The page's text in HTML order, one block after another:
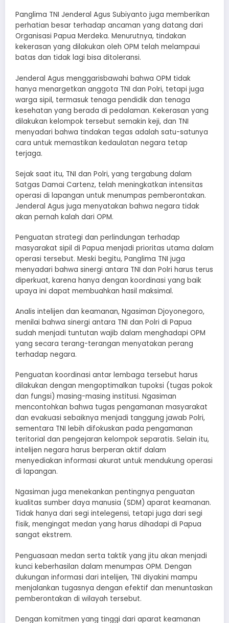
Panglima TNI Jenderal Agus Subiyanto juga memberikan
perhatian besar terhadap ancaman yang datang dari
Organisasi Papua Merdeka. Menurutnya, tindakan
kekerasan yang dilakukan oleh OPM telah melampaui
batas dan tidak lagi bisa ditoleransi.
Jenderal Agus menggarisbawahi bahwa OPM tidak
hanya menargetkan anggota TNI dan Polri, tetapi juga
warga sipil, termasuk tenaga pendidik dan tenaga
kesehatan yang berada di pedalaman. Kekerasan yang
dilakukan kelompok tersebut semakin keji, dan TNI
menyadari bahwa tindakan tegas adalah satu-satunya
cara untuk memastikan kedaulatan negara tetap
terjaga.
Sejak saat itu, TNI dan Polri, yang tergabung dalam
Satgas Damai Cartenz, telah meningkatkan intensitas
operasi di lapangan untuk menumpas pemberontakan.
Jenderal Agus juga menyatakan bahwa negara tidak
akan pernah kalah dari OPM.
Penguatan strategi dan perlindungan terhadap
masyarakat sipil di Papua menjadi prioritas utama dalam
operasi tersebut. Meski begitu, Panglima TNI juga
menyadari bahwa sinergi antara TNI dan Polri harus terus
diperkuat, karena hanya dengan koordinasi yang baik
upaya ini dapat membuahkan hasil maksimal.
Analis intelijen dan keamanan, Ngasiman Djoyonegoro,
menilai bahwa sinergi antara TNI dan Polri di Papua
sudah menjadi tuntutan wajib dalam menghadapi OPM
yang secara terang-terangan menyatakan perang
terhadap negara.
Penguatan koordinasi antar lembaga tersebut harus
dilakukan dengan mengoptimalkan tupoksi (tugas pokok
dan fungsi) masing-masing institusi. Ngasiman
mencontohkan bahwa tugas pengamanan masyarakat
dan evakuasi sebaiknya menjadi tanggung jawab Polri,
sementara TNI lebih difokuskan pada pengamanan
teritorial dan pengejaran kelompok separatis. Selain itu,
intelijen negara harus berperan aktif dalam
menyediakan informasi akurat untuk mendukung operasi
di lapangan.
Ngasiman juga menekankan pentingnya penguatan
kualitas sumber daya manusia (SDM) aparat keamanan.
Tidak hanya dari segi intelegensi, tetapi juga dari segi
fisik, mengingat medan yang harus dihadapi di Papua
sangat ekstrem.
Penguasaan medan serta taktik yang jitu akan menjadi
kunci keberhasilan dalam menumpas OPM. Dengan
dukungan informasi dari intelijen, TNI diyakini mampu
menjalankan tugasnya dengan efektif dan menuntaskan
pemberontakan di wilayah tersebut.
Dengan komitmen yang tinggi dari aparat keamanan